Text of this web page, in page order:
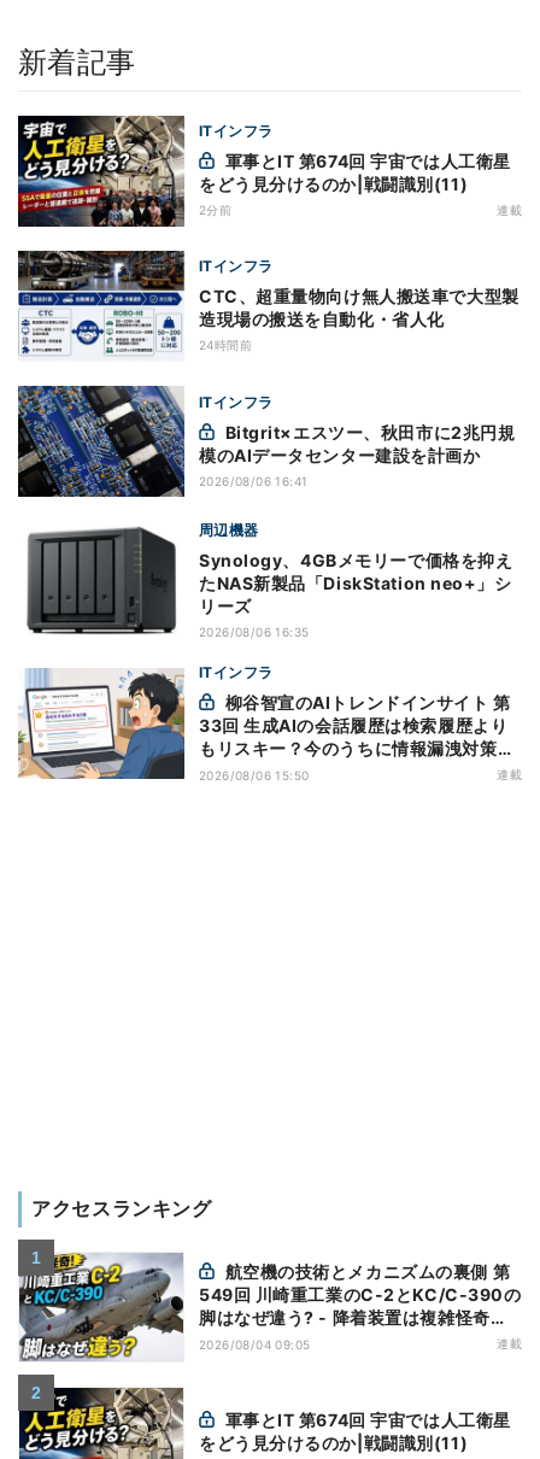
新着記事
ITインフラ
をどう見分けるのか|戦闘識別(11)
2分前 連載
ITインフラ
CTC、超重量物向け無人搬送車で大型製
造現場の搬送を自動化・省人化
24時間前
ITインフラ
模のAIデータセンター建設を計画か
2026/08/06 16:41
周辺機器
Synology、4GBメモリーで価格を抑え
たNAS新製品「DiskStation neo+」シ
リーズ
2026/08/06 16:35
ITインフラ
33回 生成AIの会話履歴は検索履歴より
もリスキー？今のうちに情報漏洩対策を
万全にしておこう
2026/08/06 15:50 連載
アクセスランキング
549回 川崎重工業のC-2とKC/C-390の
脚はなぜ違う? - 降着装置は複雑怪奇
(5)|軍用輸送機(10)
2026/08/04 09:05 連載
をどう見分けるのか|戦闘識別(11)